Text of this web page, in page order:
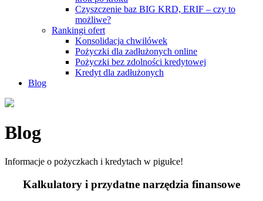
Czyszczenie baz BIG KRD, ERIF – czy to
możliwe?
Rankingi ofert
Konsolidacja chwilówek
Pożyczki dla zadłużonych online
Pożyczki bez zdolności kredytowej
Kredyt dla zadłużonych
Blog
Blog
Informacje o pożyczkach i kredytach w pigułce!
Kalkulatory i przydatne narzędzia finansowe